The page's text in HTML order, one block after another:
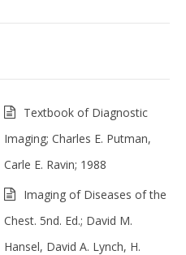
Textbook of Diagnostic
Imaging; Charles E. Putman,
Carle E. Ravin; 1988
Imaging of Diseases of the
Chest. 5nd. Ed.; David M.
Hansel, David A. Lynch, H.